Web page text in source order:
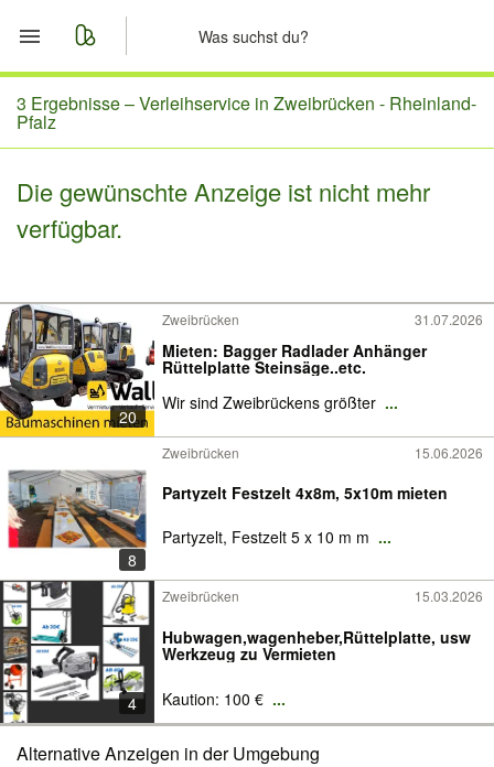
Start
Merkliste
Nachrichten
3 Ergebnisse –Verleihservice in Zweibrücken - Rheinland-
Pfalz
Die gewünschte Anzeige ist nicht mehr
verfügbar.
20
Zweibrücken 31.07.2026
Mieten: Bagger Radlader Anhänger
Rüttelplatte Steinsäge..etc.
Wir sind Zweibrückens größter ...
8
Zweibrücken 15.06.2026
Partyzelt Festzelt 4x8m, 5x10m mieten
Partyzelt, Festzelt 5 x 10 m m ...
4
Zweibrücken 15.03.2026
Hubwagen,wagenheber,Rüttelplatte, usw
Werkzeug zu Vermieten
Kaution: 100 € ...
Alternative Anzeigen in der Umgebung